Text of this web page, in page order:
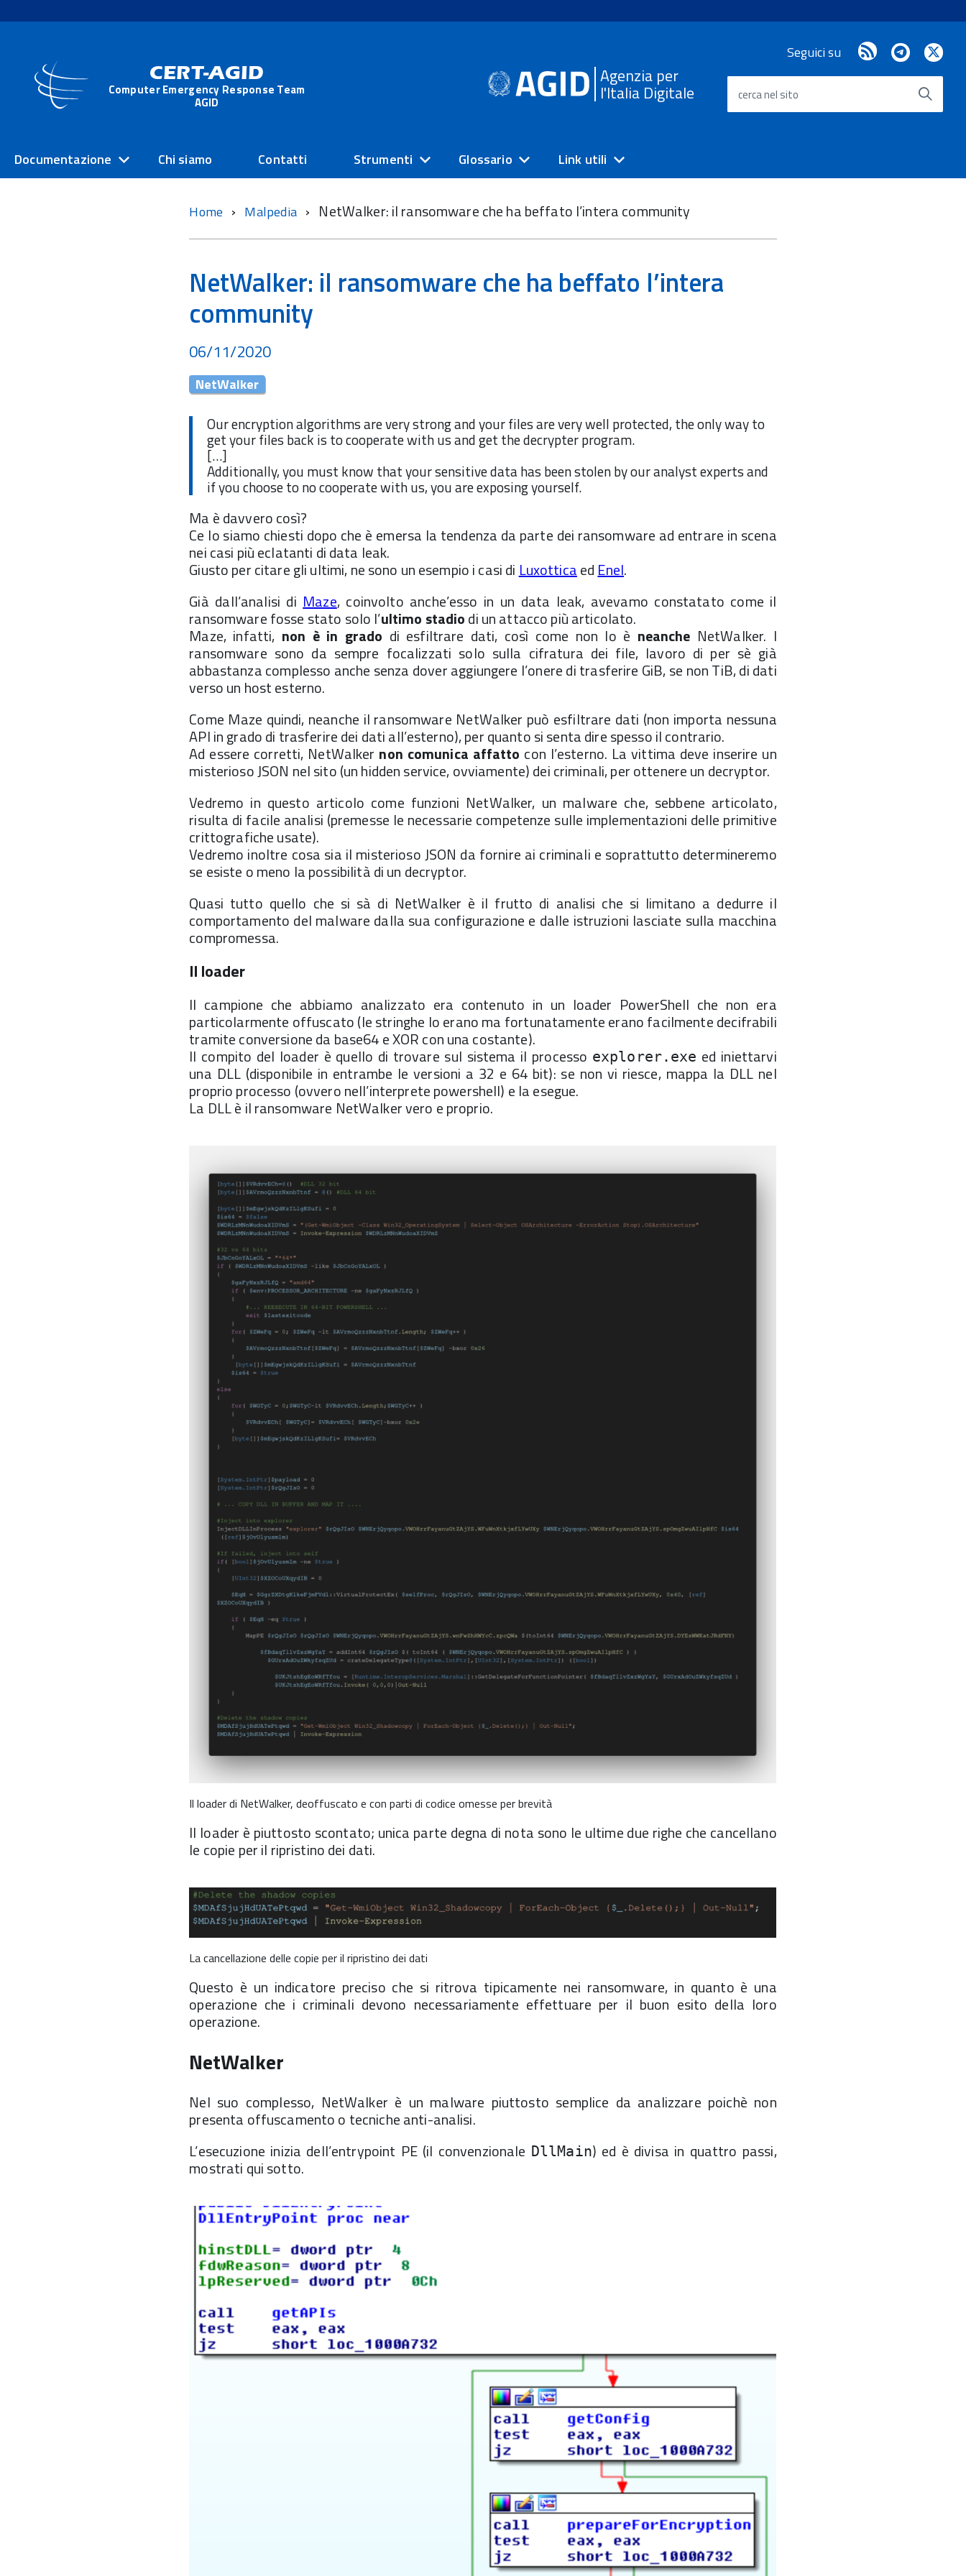
CERT-AGID
Computer Emergency Response Team
AGID
Agenzia per
l'Italia Digitale
Seguici su RSS Telegram
X
cerca nel sito
Documentazione Chi siamo Contatti Strumenti Glossario Link utili
Home Malpedia NetWalker: il ransomware che ha beffato l’intera community
NetWalker: il ransomware che ha beffato l’intera
community
06/11/2020
NetWalker
Our encryption algorithms are very strong and your files are very well protected, the only way to
get your files back is to cooperate with us and get the decrypter program.
[…]
Additionally, you must know that your sensitive data has been stolen by our analyst experts and
if you choose to no cooperate with us, you are exposing yourself.
Ma è davvero così?
Ce lo siamo chiesti dopo che è emersa la tendenza da parte dei ransomware ad entrare in scena
nei casi più eclatanti di data leak.
Giusto per citare gli ultimi, ne sono un esempio i casi diLuxotticaedEnel.
Già dall’analisi diMaze, coinvolto anche’esso in un data leak, avevamo constatato come il
ransomware fosse stato solo l’ultimo stadiodi un attacco più articolato.
Maze, infatti, non è in grado di esfiltrare dati, così come non lo è neanche NetWalker. I
ransomware sono da sempre focalizzati solo sulla cifratura dei file, lavoro di per sè già
abbastanza complesso anche senza dover aggiungere l’onere di trasferire GiB, se non TiB, di dati
verso un host esterno.
Come Maze quindi, neanche il ransomware NetWalker può esfiltrare dati (non importa nessuna
API in grado di trasferire dei dati all’esterno), per quanto si senta dire spesso il contrario.
Ad essere corretti, NetWalker non comunica affatto con l’esterno. La vittima deve inserire un
misterioso JSON nel sito (un hidden service, ovviamente) dei criminali, per ottenere un decryptor.
Vedremo in questo articolo come funzioni NetWalker, un malware che, sebbene articolato,
risulta di facile analisi (premesse le necessarie competenze sulle implementazioni delle primitive
crittografiche usate).
Vedremo inoltre cosa sia il misterioso JSON da fornire ai criminali e soprattutto determineremo
se esiste o meno la possibilità di un decryptor.
Quasi tutto quello che si sà di NetWalker è il frutto di analisi che si limitano a dedurre il
comportamento del malware dalla sua configurazione e dalle istruzioni lasciate sulla macchina
compromessa.
Il loader
Il campione che abbiamo analizzato era contenuto in un loader PowerShell che non era
particolarmente offuscato (le stringhe lo erano ma fortunatamente erano facilmente decifrabili
tramite conversione da base64 e XOR con una costante).
Il compito del loader è quello di trovare sul sistema il processo explorer.exe ed iniettarvi
una DLL (disponibile in entrambe le versioni a 32 e 64 bit): se non vi riesce, mappa la DLL nel
proprio processo (ovvero nell’interprete powershell) e la esegue.
La DLL è il ransomware NetWalker vero e proprio.
Il loader di NetWalker, deoffuscato e con parti di codice omesse per brevità
Il loader è piuttosto scontato; unica parte degna di nota sono le ultime due righe che cancellano
le copie per il ripristino dei dati.
La cancellazione delle copie per il ripristino dei dati
Questo è un indicatore preciso che si ritrova tipicamente nei ransomware, in quanto è una
operazione che i criminali devono necessariamente effettuare per il buon esito della loro
operazione.
NetWalker
Nel suo complesso, NetWalker è un malware piuttosto semplice da analizzare poichè non
presenta offuscamento o tecniche anti-analisi.
L’esecuzione inizia dell’entrypoint PE (il convenzionale DllMain) ed è divisa in quattro passi,
mostrati qui sotto.